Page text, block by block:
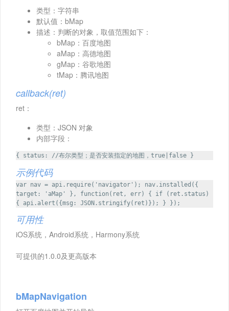
类型：字符串
默认值：bMap
描述：判断的对象，取值范围如下：
bMap：百度地图
aMap：高德地图
gMap：谷歌地图
tMap：腾讯地图
callback(ret)
ret：
类型：JSON 对象
内部字段：
{ status: //布尔类型；是否安装指定的地图，true|false }
示例代码
var nav = api.require('navigator'); nav.installed({
target: 'aMap' }, function(ret, err) { if (ret.status)
{ api.alert({msg: JSON.stringify(ret)}); } });
可用性
iOS系统，Android系统，Harmony系统
可提供的1.0.0及更高版本
bMapNavigation